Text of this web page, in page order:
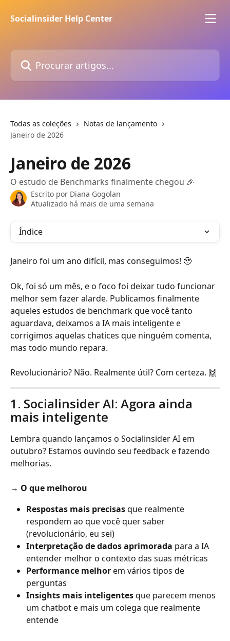
Socialinsider Help Center
Procurar artigos...
Todas as coleções
Notas de lançamento
Janeiro de 2026
Janeiro de 2026
O estudo de Benchmarks finalmente chegou 🎉
Escrito por Diana Gogolan
Atualizado há mais de uma semana
Índice
Janeiro foi um ano difícil, mas conseguimos! 🥹
Ok, foi só um mês, e o foco foi deixar tudo funcionar
melhor sem fazer alarde. Publicamos finalmente
aqueles estudos de benchmark que você tanto
aguardava, deixamos a IA mais inteligente e
corrigimos aquelas chatices que ninguém comenta,
mas todo mundo repara.
Revolucionário? Não. Realmente útil? Com certeza. 🙌
1. Socialinsider AI: Agora ainda
mais inteligente
Lembra quando lançamos o Socialinsider AI em
outubro? Estamos ouvindo seu feedback e fazendo
melhorias.
→ O que melhorou
Respostas mais precisas que realmente
respondem ao que você quer saber
(revolucionário, eu sei)
Interpretação de dados aprimorada para a IA
entender melhor o contexto das suas métricas
Performance melhor em vários tipos de
perguntas
Insights mais inteligentes que parecem menos
um chatbot e mais um colega que realmente
entende